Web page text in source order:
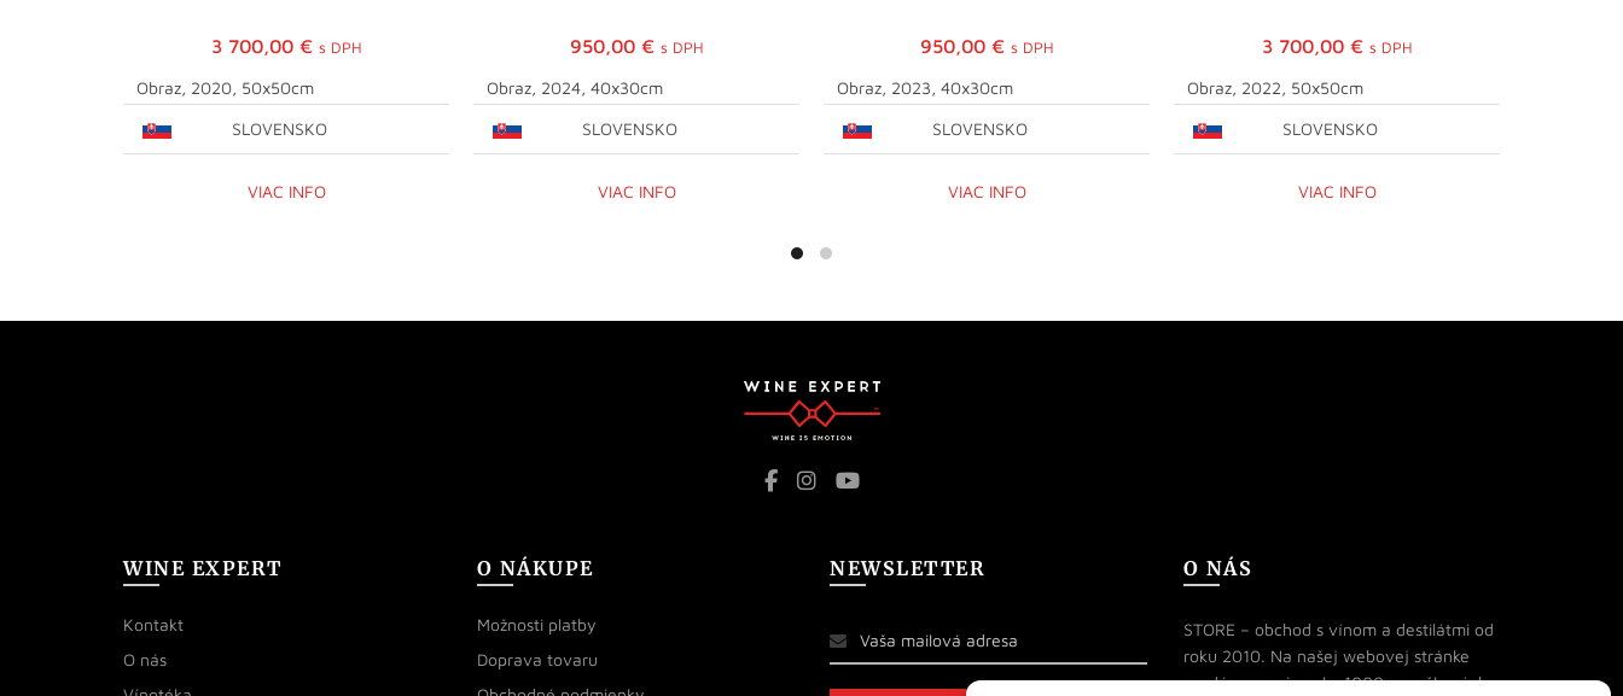
3 700,00 € s DPH
Obraz, 2020, 50x50cm
SLOVENSKO
VIAC INFO
950,00 € s DPH
Obraz, 2024, 40x30cm
SLOVENSKO
VIAC INFO
950,00 € s DPH
Obraz, 2023, 40x30cm
SLOVENSKO
VIAC INFO
3 700,00 € s DPH
Obraz, 2022, 50x50cm
SLOVENSKO
VIAC INFO
WINE EXPERT
Kontakt
O nás
O NÁKUPE
Možnosti platby
Doprava tovaru
NEWSLETTER O NÁS
STORE – obchod s vínom a destilátmi od
roku 2010. Na našej webovej stránke
predávame viac ako 1000+ značkových